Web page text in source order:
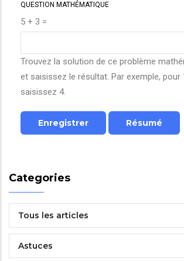
QUESTION MATHÉMATIQUE
5 + 3 =
Trouvez la solution de ce problème
et saisissez le résultat. Par exemple, pour
saisissez 4.
Categories
Tous les articles
Astuces